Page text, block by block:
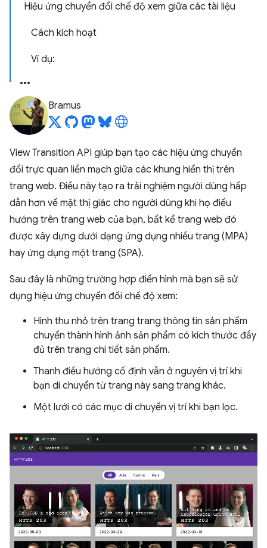
Hiệu ứng chuyển đổi chế độ xem giữa các tài liệu
Cách kích hoạt
Ví dụ:
Bramus
View Transition API giúp bạn tạo các hiệu ứng chuyển
đổi trực quan liền mạch giữa các khung hiển thị trên
trang web. Điều này tạo ra trải nghiệm người dùng hấp
dẫn hơn về mặt thị giác cho người dùng khi họ điều
hướng trên trang web của bạn, bất kể trang web đó
được xây dựng dưới dạng ứng dụng nhiều trang (MPA)
hay ứng dụng một trang (SPA).
Sau đây là những trường hợp điển hình mà bạn sẽ sử
dụng hiệu ứng chuyển đổi chế độ xem:
Hình thu nhỏ trên trang trang thông tin sản phẩm
chuyển thành hình ảnh sản phẩm có kích thước đầy
đủ trên trang chi tiết sản phẩm.
Thanh điều hướng cố định vẫn ở nguyên vị trí khi
bạn di chuyển từ trang này sang trang khác.
Một lưới có các mục di chuyển vị trí khi bạn lọc.